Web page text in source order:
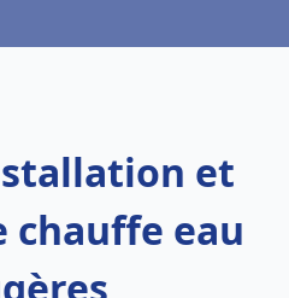
et
chauffe eau